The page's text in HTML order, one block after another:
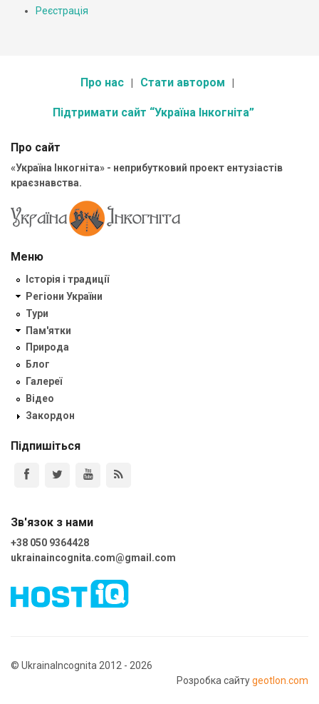
Реєстрація
Про нас Стати автором
Підтримати сайт “Україна Інкогніта”
Про сайт
«Україна Інкогніта» - неприбутковий проект ентузіастів
краєзнавства.
Меню
Історія і традиції
Регіони України
Тури
Пам'ятки
Природа
Блог
Галереї
Відео
Закордон
Підпишіться
Зв'язок з нами
+38 050 9364428
ukrainaincognita.com@gmail.com
© UkrainaIncognita 2012 - 2026
Розробка сайтуgeotlon.com